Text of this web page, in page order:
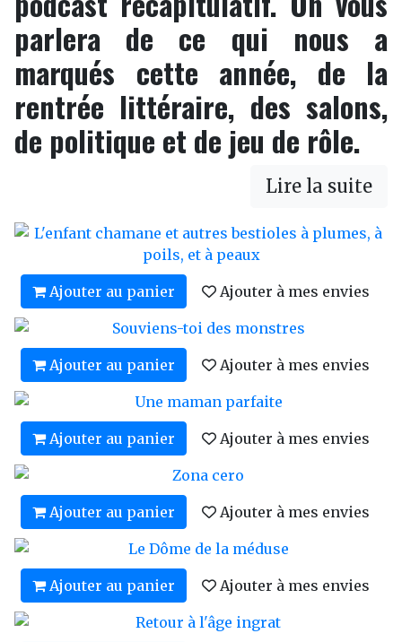
parlera de ce qui nous a
marqués cette année, de la
rentrée littéraire, des salons,
de politique et de jeu de rôle.
Lire la suite
Ajouter au panier Ajouter à mes envies
Ajouter au panier Ajouter à mes envies
Ajouter au panier Ajouter à mes envies
Ajouter au panier Ajouter à mes envies
Ajouter au panier Ajouter à mes envies